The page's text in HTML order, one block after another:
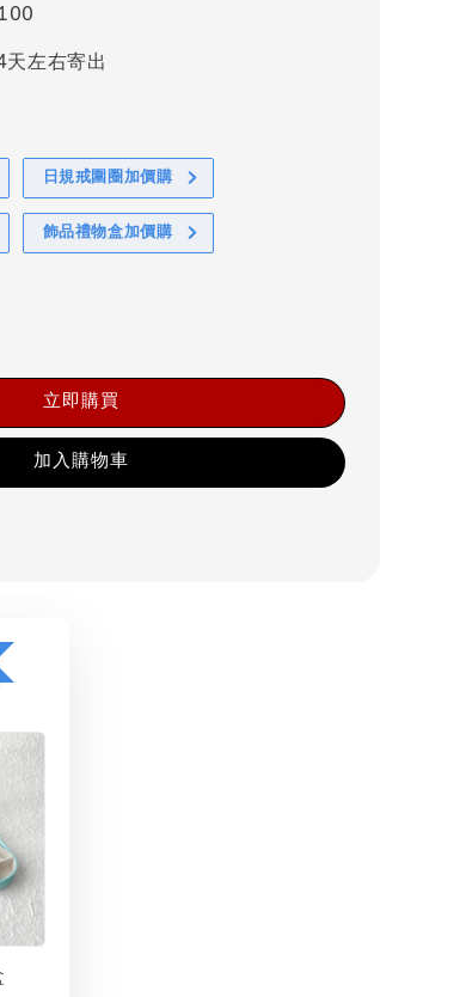
左右寄出
日規戒圍圈加價購
飾品禮物盒加價購
立即購買
加入購物車